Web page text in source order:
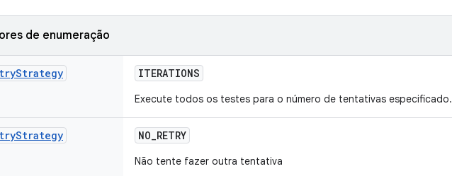
de enumeração
Strategy ITERATIONS
Execute todos os testes para o número de tentativas especificado.
Strategy NO_RETRY
Não tente fazer outra tentativa